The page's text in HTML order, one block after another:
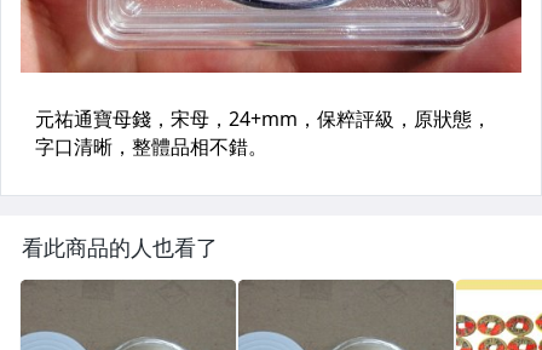
看此商品的人也看了